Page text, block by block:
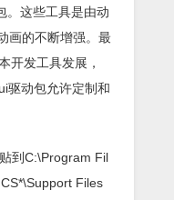
。这些工具是由动
画的不断增强。最
开发工具发展，
驱动包允许定制和
到C:\Program Fil
Files